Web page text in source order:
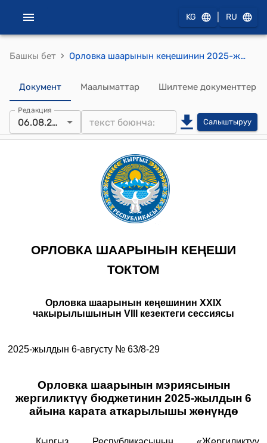
KG RU
Башкы бет › Орловка шаарынын кеңешинин 2025-жылдын 6-августундагы № 63/8-29 "Орловка шаарынын мэриясынын жергиликтүү бюджетинин 2025-жылдын 6 айына карата аткарылышы жөнүндө" токтому
Документ Маалыматтар Шилтеме документтер
Редакция
06.08.2025 Салыштыруу